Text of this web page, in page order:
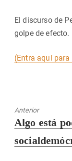
El discurso de
golpe de
(Entra aquí
Anterior
Entrada
Algo está